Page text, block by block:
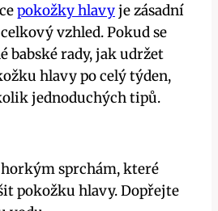
pokožky hlavyje zásadní
vzhled. Pokud se
babské rady, jak udržet
hlavy po celý týden,
jednoduchých tipů.
sprchám, které
pokožku hlavy. Dopřejte